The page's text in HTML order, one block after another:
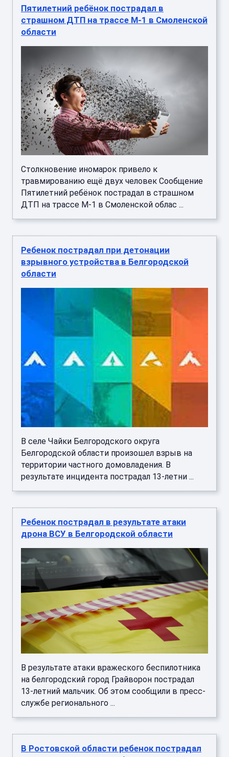
Пятилетний ребёнок пострадал в
страшном ДТП на трассе М-1 в Смоленской
области
Столкновение иномарок привело к
травмированию ещё двух человек Сообщение
Пятилетний ребёнок пострадал в страшном
ДТП на трассе М-1 в Смоленской облас ...
Ребенок пострадал при детонации
взрывного устройства в Белгородской
области
В селе Чайки Белгородского округа
Белгородской области произошел взрыв на
территории частного домовладения. В
результате инцидента пострадал 13-летни ...
Ребенок пострадал в результате атаки
дрона ВСУ в Белгородской области
В результате атаки вражеского беспилотника
на белгородский город Грайворон пострадал
13-летний мальчик. Об этом сообщили в пресс-
службе регионального ...
В Ростовской области ребенок пострадал